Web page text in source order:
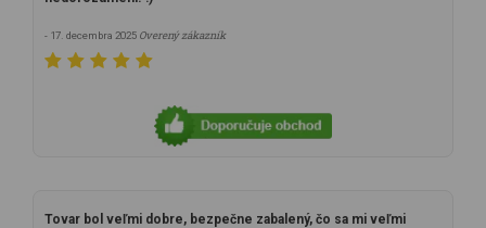
- 17. decembra 2025 Overený zákazník
Tovar bol veľmi dobre, bezpečne zabalený, čo sa mi veľmi